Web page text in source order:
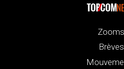
Zooms
Brèves